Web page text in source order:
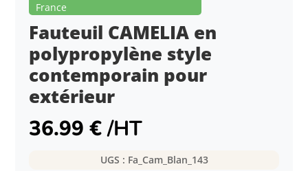
France
Fauteuil CAMELIA en
polypropylène style
contemporain pour
extérieur
36.99€ /HT
UGS : Fa_Cam_Blan_143